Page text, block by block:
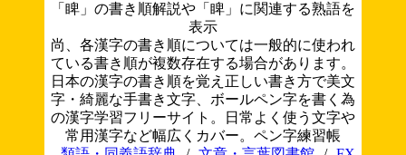
「睥」の書き順解説や「睥」に関連する熟語を
表示
尚、各漢字の書き順については一般的に使われ
ている書き順が複数存在する場合があります。
日本の漢字の書き順を覚え正しい書き方で美文
字・綺麗な手書き文字、ボールペン字を書く為
の漢字学習フリーサイト。日常よく使う文字や
常用漢字など幅広くカバー。ペン字練習帳